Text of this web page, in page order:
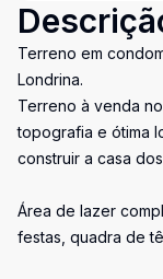
Terreno em
Londrina.
Terreno à venda
topografia e ótima
construir a casa
Área de lazer
festas, quadra de